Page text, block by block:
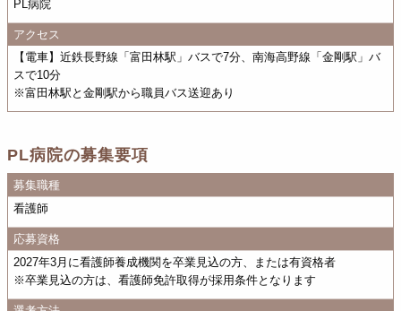
PL病院
アクセス
【電車】近鉄長野線「富田林駅」バスで7分、南海高野線「金剛駅」バ
スで10分
※富田林駅と金剛駅から職員バス送迎あり
PL病院の募集要項
募集職種
看護師
応募資格
2027年3月に看護師養成機関を卒業見込の方、または有資格者
※卒業見込の方は、看護師免許取得が採用条件となります